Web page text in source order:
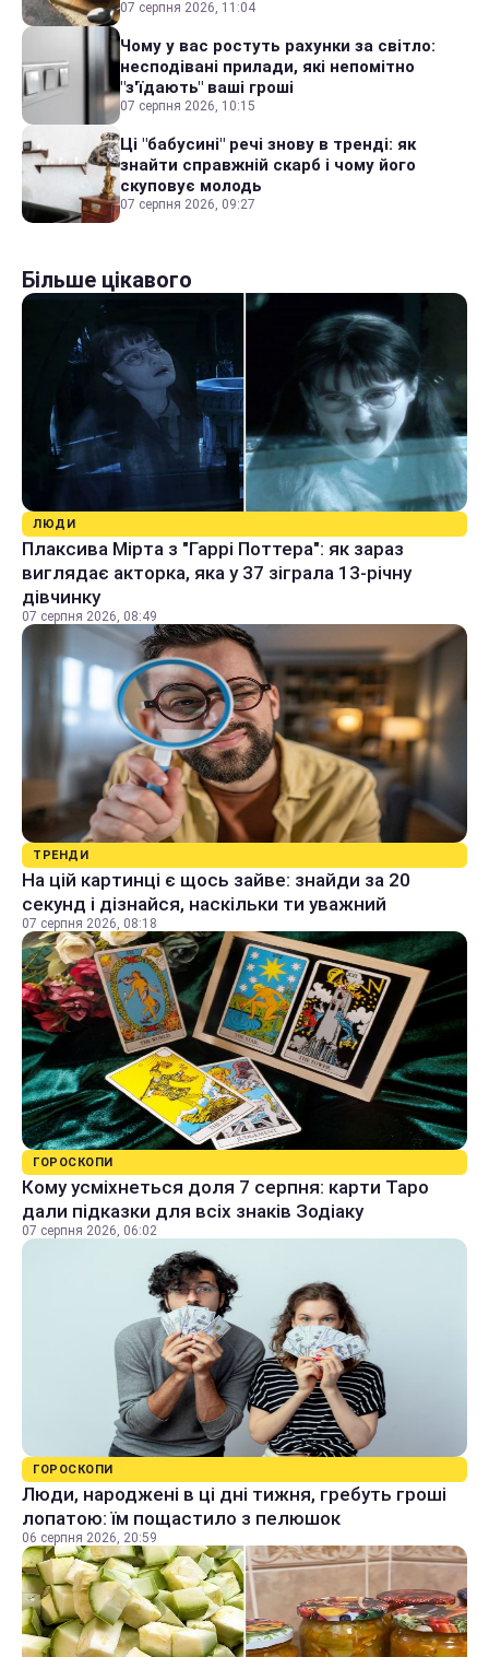
07 серпня 2026, 11:04
Чому у вас ростуть рахунки за світло:
несподівані прилади, які непомітно
"з'їдають" ваші гроші
07 серпня 2026, 10:15
Ці "бабусині" речі знову в тренді: як
знайти справжній скарб і чому його
скуповує молодь
07 серпня 2026, 09:27
Більше цікавого
ЛЮДИ
Плаксива Мірта з "Гаррі Поттера": як зараз
виглядає акторка, яка у 37 зіграла 13-річну
дівчинку
07 серпня 2026, 08:49
ТРЕНДИ
На цій картинці є щось зайве: знайди за 20
секунд і дізнайся, наскільки ти уважний
07 серпня 2026, 08:18
ГОРОСКОПИ
Кому усміхнеться доля 7 серпня: карти Таро
дали підказки для всіх знаків Зодіаку
07 серпня 2026, 06:02
ГОРОСКОПИ
Люди, народжені в ці дні тижня, гребуть гроші
лопатою: їм пощастило з пелюшок
06 серпня 2026, 20:59